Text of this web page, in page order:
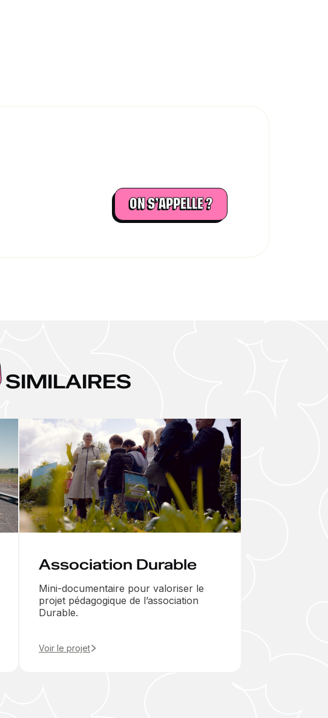
ON S’APPELLE ?
SIMILAIRES
Association Durable
Mini-documentaire pour valoriser le
projet pédagogique de l’association
Durable.
Voir le projet